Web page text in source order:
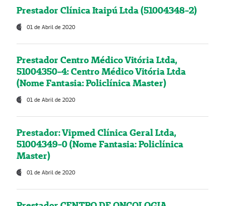
Prestador Clínica Itaipú Ltda (51004348-2)
01 de Abril de 2020
Prestador Centro Médico Vitória Ltda,
51004350-4: Centro Médico Vitória Ltda
(Nome Fantasia: Policlínica Master)
01 de Abril de 2020
Prestador: Vipmed Clínica Geral Ltda,
51004349-0 (Nome Fantasia: Policlínica
Master)
01 de Abril de 2020